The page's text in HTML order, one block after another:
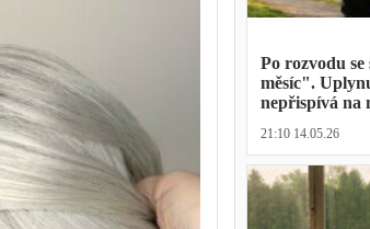
Po rozvodu
měsíc".
nepřispívá na
přece
21:10 14.05.26